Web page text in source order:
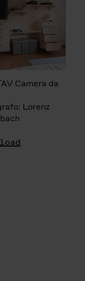
Camera da
Lorenz